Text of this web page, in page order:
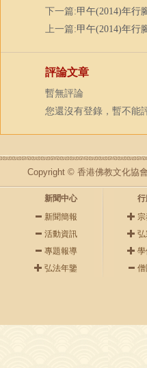
下一篇:甲午(2014)年行
上一篇:甲午(2014)年行
評論文章
暫無評論
您還沒有登錄，暫不能
Copyright © 香港佛教文化協
新聞中心
新聞簡報
活動資訊
專題報導
弘法年鑒
行
僧